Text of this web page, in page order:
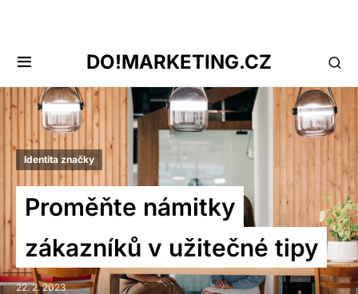
DO!MARKETING.CZ
Identita značky
Proměňte námitky
zákazníků v užitečné tipy
22. 2. 2023